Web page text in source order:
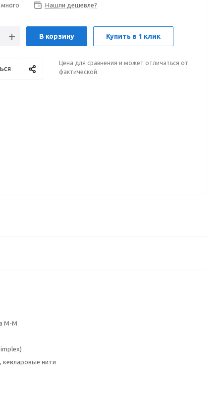
Нашли дешевле?
В корзину Купить в 1 клик
Цена для сравнения и может отличаться от
фактической
M-M
кевларовые нити